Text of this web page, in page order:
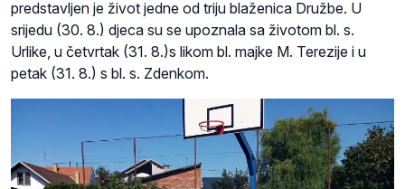
predstavljen je život jedne od triju blaženica Družbe. U
srijedu (30. 8.) djeca su se upoznala sa životom bl. s.
Urlike, u četvrtak (31. 8.)s likom bl. majke M. Terezije i u
petak (31. 8.) s bl. s. Zdenkom.